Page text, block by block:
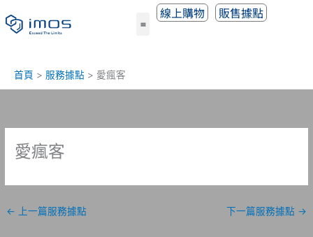
至
線上購物 販售據點
首頁 服務據點 愛瘋客
愛瘋客
← 上一篇服務據點 下一篇服務據點 →